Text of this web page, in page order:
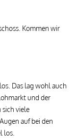
Kommen wir
Das lag wohl auch
und der
sich viele
auf bei den
los.